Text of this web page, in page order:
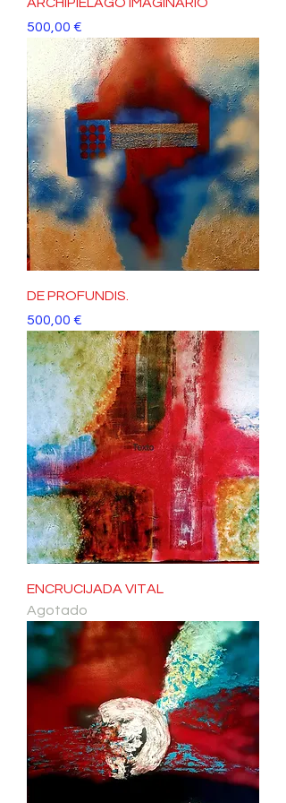
Precio
500,00 €
DE PROFUNDIS.
Precio
500,00 €
ENCRUCIJADA VITAL
Agotado